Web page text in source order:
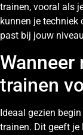
trainen, vooral als
kunnen je techniek
past bij jouw
Wanneer
trainen
Ideaal gezien
trainen. Dit geeft